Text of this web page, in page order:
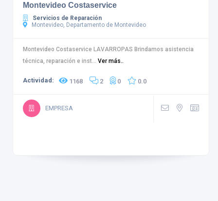
Montevideo Costaservice
Servicios de Reparación
Montevideo, Departamento de Montevideo
Montevideo Costaservice LAVARROPAS Brindamos asistencia
técnica, reparación e inst... Ver más..
Actividad: 1168 2 0 0.0
EMPRESA